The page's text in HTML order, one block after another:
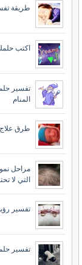
طريقة
اكتب
تفسير
المنام
طرق علاج
مراحل
التي لا
تفسير
تفسير